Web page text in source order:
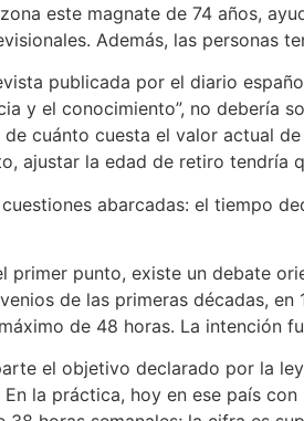
este magnate de 74 años,
Además, las personas
publicada por el diario
y el conocimiento”, no debería
de cuánto cuesta el valor actual
ajustar la edad de retiro tendría
abarcadas: el tiempo
primer punto, existe un debate
de las primeras décadas,
de 48 horas. La intención
el objetivo declarado por la
la práctica, hoy en ese país